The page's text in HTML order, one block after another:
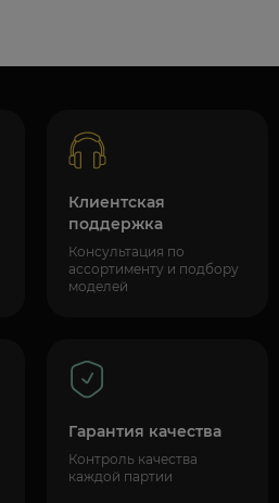
Клиентская
поддержка
Консультация по
ассортименту и подбору
моделей
Гарантия качества
Контроль качества
каждой партии